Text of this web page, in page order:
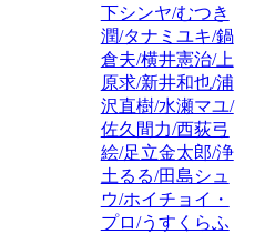
下シンヤ/むつき
潤/タナミユキ/鍋
倉夫/横井憲治/上
原求/新井和也/浦
沢直樹/水瀬マユ/
佐久間力/西荻弓
絵/足立金太郎/浄
土るる/田島シュ
ウ/ホイチョイ・
プロ/うすくらふ